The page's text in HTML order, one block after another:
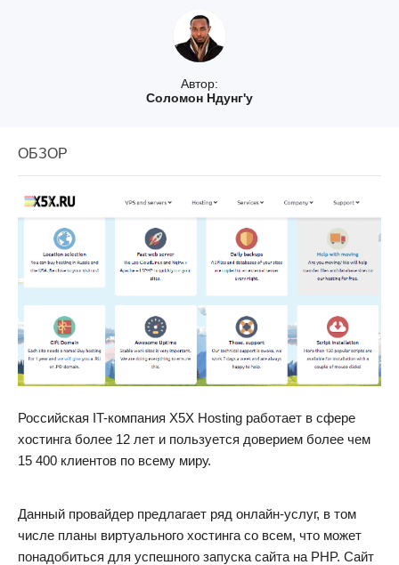
Автор:
Соломон Ндунг'у
ОБЗОР
Российская IT-компания X5X Hosting работает в сфере
хостинга более 12 лет и пользуется доверием более чем
15 400 клиентов по всему миру.
Данный провайдер предлагает ряд онлайн-услуг, в том
числе планы виртуального хостинга со всем, что может
понадобиться для успешного запуска сайта на PHP. Сайт